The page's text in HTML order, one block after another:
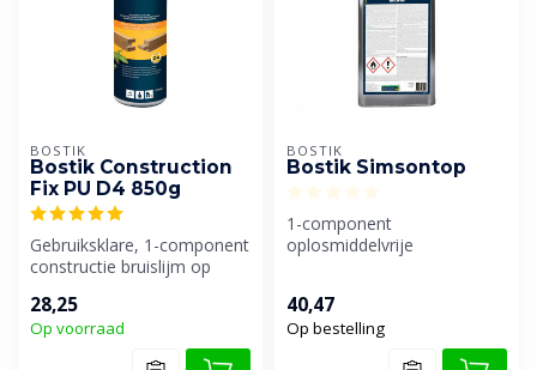
BOSTIK
Bostik Construction
Fix PU D4 850g
Gebruiksklare, 1-component
constructie bruislijm op
Zeer...
28,25
Op voorraad
BOSTIK
Bostik Simsontop
1-component
oplosmiddelvrije
40,47
Op bestelling